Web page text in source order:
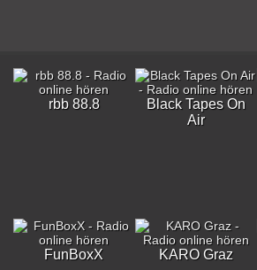
rbb 88.8
Black Tapes On
Air
FunBoxX KARO Graz